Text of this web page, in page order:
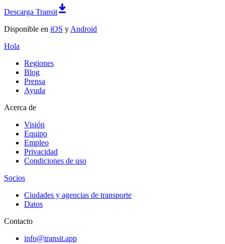
Descarga Transit
Disponible en iOS y Android
Hola
Regiones
Blog
Prensa
Ayuda
Acerca de
Visión
Equipo
Empleo
Privacidad
Condiciones de uso
Socios
Ciudades y agencias de transporte
Datos
Contacto
info@transit.app